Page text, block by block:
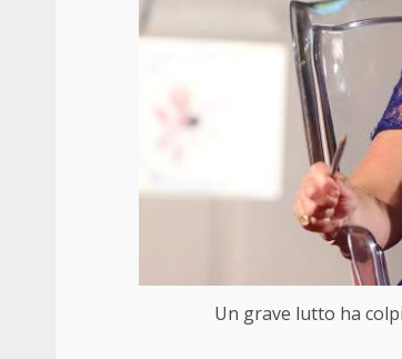
Un grave lutto ha